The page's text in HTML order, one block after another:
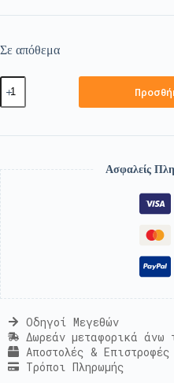
Σε απόθεμα
Ασφαλείς
Οδηγοί Μεγεθών
Δωρεάν μεταφορικά άνω
Αποστολές & Επιστροφές
Τρόποι Πληρωμής